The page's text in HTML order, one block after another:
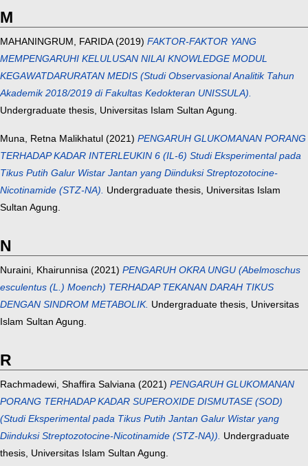
M
MAHANINGRUM, FARIDA(2019) FAKTOR-FAKTOR YANG
MEMPENGARUHI KELULUSAN NILAI KNOWLEDGE MODUL
KEGAWATDARURATAN MEDIS (Studi Observasional Analitik Tahun
Akademik 2018/2019 di Fakultas Kedokteran UNISSULA).
Undergraduate thesis, Universitas Islam Sultan Agung.
Muna, Retna Malikhatul (2021) PENGARUH GLUKOMANAN PORANG
TERHADAP KADAR INTERLEUKIN 6 (IL-6) Studi Eksperimental pada
Tikus Putih Galur Wistar Jantan yang Diinduksi Streptozotocine-
Nicotinamide (STZ-NA). Undergraduate thesis, Universitas Islam
Sultan Agung.
N
Nuraini, Khairunnisa (2021) PENGARUH OKRA UNGU (Abelmoschus
esculentus (L.) Moench) TERHADAP TEKANAN DARAH TIKUS
DENGAN SINDROM METABOLIK. Undergraduate thesis, Universitas
Islam Sultan Agung.
R
Rachmadewi, Shaffira Salviana (2021) PENGARUH GLUKOMANAN
PORANG TERHADAP KADAR SUPEROXIDE DISMUTASE (SOD)
(Studi Eksperimental pada Tikus Putih Jantan Galur Wistar yang
Diinduksi Streptozotocine-Nicotinamide (STZ-NA)). Undergraduate
thesis, Universitas Islam Sultan Agung.